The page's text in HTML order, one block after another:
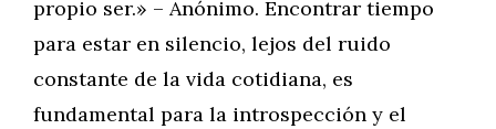
propio ser.» – Anónimo. Encontrar tiempo
para estar en silencio, lejos del ruido
constante de la vida cotidiana, es
fundamental para la introspección y el